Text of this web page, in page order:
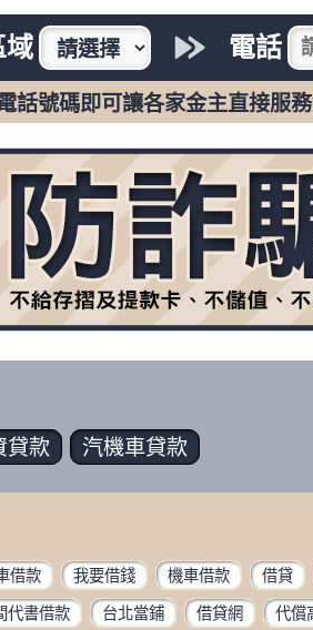
域 電話
話號碼即可讓各家金主直接服
貸款 汽機車貸款
借款 我要借錢 機車借款 借貸
代書借款 台北當鋪 借貸網 代償